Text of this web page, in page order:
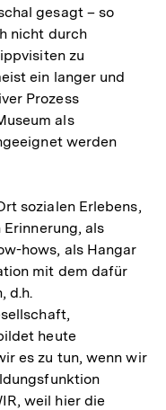
gesagt – so
nicht durch
zu
ein langer und
Prozess
als
werden
sozialen Erlebens,
als
hows, als Hangar
mit dem dafür
d.h.
heute
es zu tun, wenn wir
weil hier die